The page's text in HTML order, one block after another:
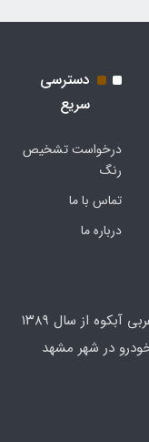
دسترسی
سریع
درخواست تشخیص
رنگ
تماس با ما
درباره ما
با مدیریت آقای عباس عربی آبکوه از سال ۱۳۸۹
در شهر مشهد